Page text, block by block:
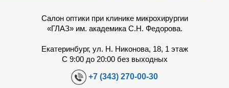
Салон оптики при клинике микрохирургии
«ГЛАЗ» им. академика С.Н. Федорова.
Екатеринбург, ул. Н. Никонова, 18, 1 этаж
С 9:00 до 20:00 без выходных
+7 (343) 270-00-30